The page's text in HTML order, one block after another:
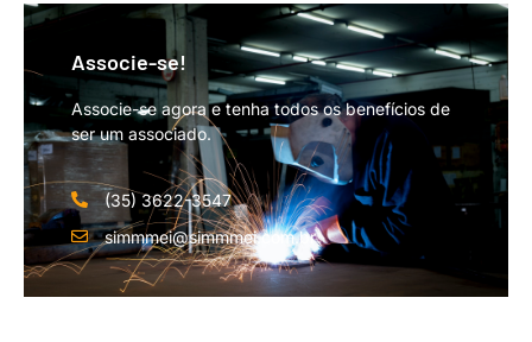
Associe-se!
Associe-se agora e tenha todos os benefícios de
ser um associado.
(35) 3622-3547
simmmei@simmmei.com.br